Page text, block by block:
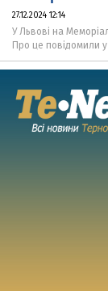
27.12.2024 12:14
У Львові на
Про це повідомили у